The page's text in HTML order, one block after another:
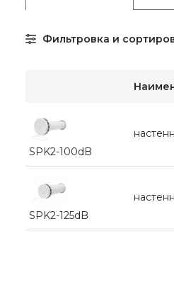
Фильтровка и
SPK2-100dB
SPK2-125dB